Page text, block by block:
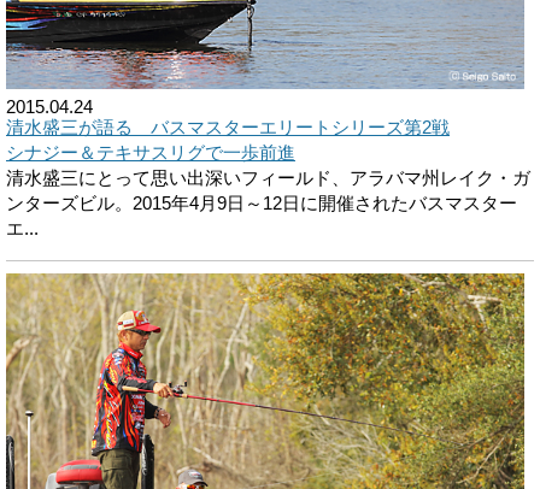
2015.04.24
清水盛三が語る バスマスターエリートシリーズ第2戦
シナジー＆テキサスリグで一歩前進
清水盛三にとって思い出深いフィールド、アラバマ州レイク・ガ
ンターズビル。2015年4月9日～12日に開催されたバスマスター
エ...